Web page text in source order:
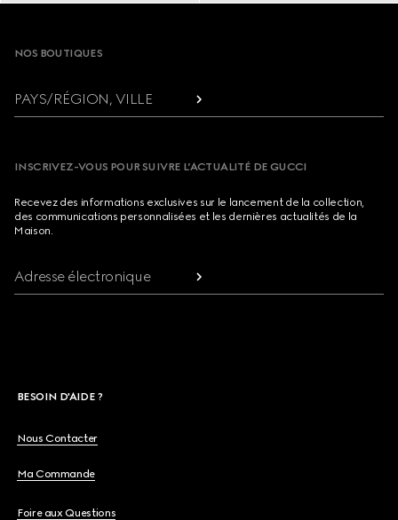
Footer
NOS BOUTIQUES
PAYS/RÉGION, VILLE
INSCRIVEZ-VOUS POUR SUIVRE L’ACTUALITÉ DE GUCCI
Recevez des informations exclusives sur le lancement de la collection,
des communications personnalisées et les dernières actualités de la
Maison.
Adresse électronique
BESOIN D'AIDE ?
Nous Contacter
Ma Commande
Foire aux Questions